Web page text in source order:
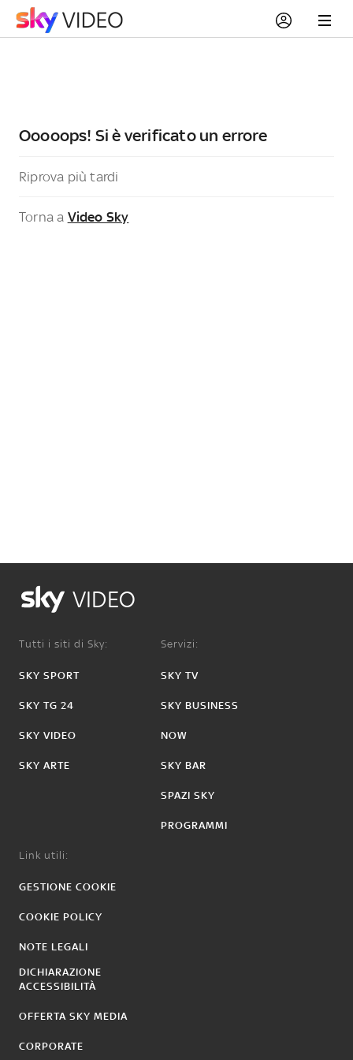
Ooooops! Si è verificato un errore
Riprova più tardi
Torna a Video Sky
VIDEO
Tutti i siti di Sky:
SKY SPORT
SKY TG 24
SKY VIDEO
SKY ARTE
Servizi:
SKY TV
SKY BUSINESS
NOW
SKY BAR
SPAZI SKY
PROGRAMMI
Link utili:
GESTIONE COOKIE
COOKIE POLICY
NOTE LEGALI
DICHIARAZIONE
ACCESSIBILITÀ
OFFERTA SKY MEDIA
CORPORATE